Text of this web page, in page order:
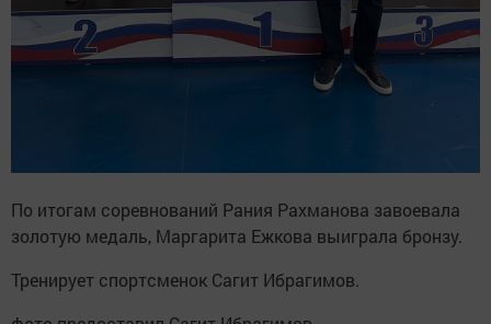
По итогам соревнований Рания Рахманова завоевала
золотую медаль, Маргарита Ежкова выиграла бронзу.
Тренирует спортсменок Сагит Ибрагимов.